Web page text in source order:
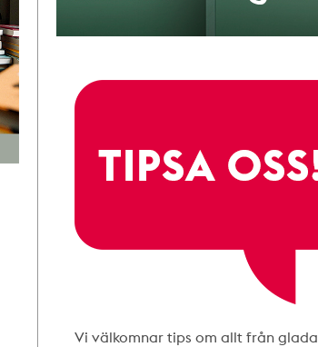
Vi välkomnar tips om allt från glada